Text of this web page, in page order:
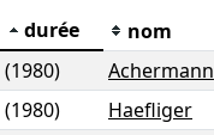
durée nom
(1980)
Achermann
(1980) Haefliger